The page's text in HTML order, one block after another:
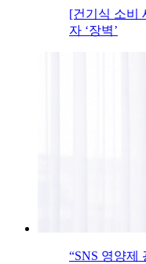
[건기식 소비
자 ‘장벽’
“SNS 영양제